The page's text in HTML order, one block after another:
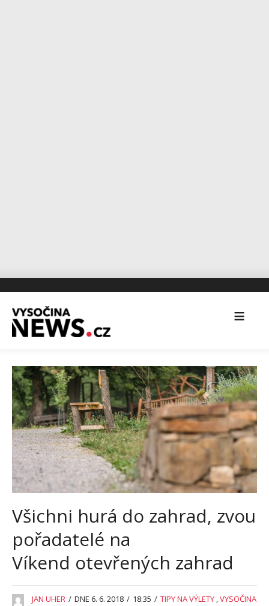
Všichni hurá do zahrad, zvou
pořadatelé na
Víkend otevřených zahrad
JAN UHER / DNE 6. 6. 2018 / 18:35 / TIPY NA VÝLETY ,VYSOČINA